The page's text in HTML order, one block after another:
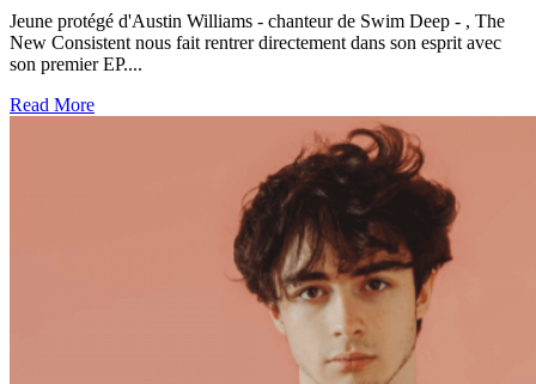
Jeune protégé d'Austin Williams - chanteur de Swim Deep - , The
New Consistent nous fait rentrer directement dans son esprit avec
son premier EP. ...
Read More